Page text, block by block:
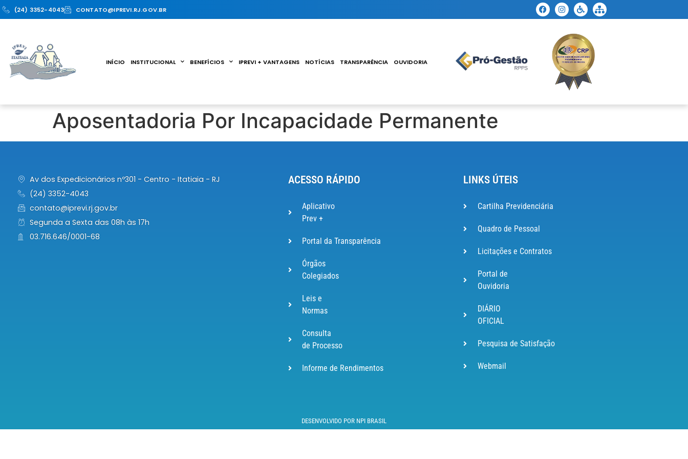
(24) 3352-4043 CONTATO@IPREVI.RJ.GOV.BR
INÍCIO INSTITUCIONAL BENEFÍCIOS IPREVI + VANTAGENS NOTÍCIAS TRANSPARÊNCIA OUVIDORIA
Aposentadoria Por Incapacidade Permanente
Av dos Expedicionários nº301 - Centro - Itatiaia - RJ
(24) 3352-4043
contato@iprevi.rj.gov.br
Segunda a Sexta das 08h às 17h
03.716.646/0001-68
ACESSO RÁPIDO
Aplicativo
Prev +
Portal da Transparência
Órgãos
Colegiados
Leis e
Normas
Consulta
de Processo
Informe de Rendimentos
LINKS ÚTEIS
Cartilha Previdenciária
Quadro de Pessoal
Licitações e Contratos
Portal de
Ouvidoria
DIÁRIO
OFICIAL
Pesquisa de Satisfação
Webmail
DESENVOLVIDO POR NPI BRASIL